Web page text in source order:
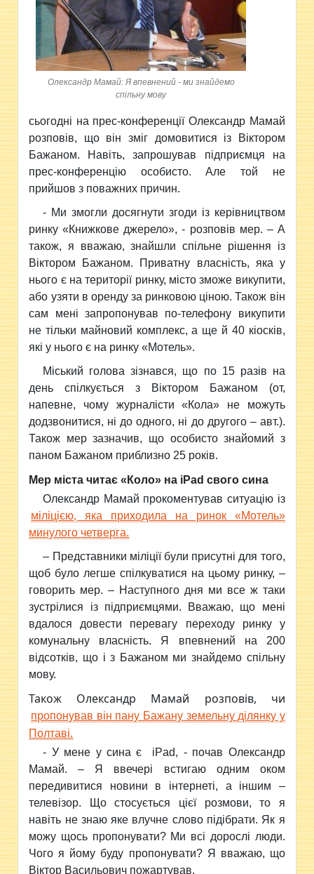
Олександр Мамай: Я впевнений - ми знайдемо
спільну мову
сьогодні на прес-конференції Олександр Мамай
розповів, що він зміг домовитися із Віктором
Бажаном. Навіть, запрошував підприємця на
прес-конференцію особисто. Але той не
прийшов з поважних причин.
- Ми змогли досягнути згоди із керівництвом
ринку «Книжкове джерело», - розповів мер. – А
також, я вважаю, знайшли спільне рішення із
Віктором Бажаном. Приватну власність, яка у
нього є на території ринку, місто зможе викупити,
або узяти в оренду за ринковою ціною. Також він
сам мені запропонував по-телефону викупити
не тільки майновий комплекс, а ще й 40 кіосків,
які у нього є на ринку «Мотель».
Міський голова зізнався, що по 15 разів на
день спілкується з Віктором Бажаном (от,
напевне, чому журналісти «Кола» не можуть
додзвонитися, ні до одного, ні до другого – авт.).
Також мер зазначив, що особисто знайомий з
паном Бажаном приблизно 25 років.
Мер міста читає «Коло» на iPad свого сина
Олександр Мамай прокоментував ситуацію із
міліцією, яка приходила на ринок «Мотель»
минулого четверга.
– Представники міліції були присутні для того,
щоб було легше спілкуватися на цьому ринку, –
говорить мер. – Наступного дня ми все ж таки
зустрілися із підприємцями. Вважаю, що мені
вдалося довести перевагу переходу ринку у
комунальну власність. Я впевнений на 200
відсотків, що і з Бажаном ми знайдемо спільну
мову.
Також Олександр Мамай розповів, чи
пропонував він пану Бажану земельну ділянку у
Полтаві.
- У мене у сина є iPad, - почав Олександр
Мамай. – Я ввечері встигаю одним оком
передивитися новини в інтернеті, а іншим –
телевізор. Що стосується цієї розмови, то я
навіть не знаю яке влучне слово підібрати. Як я
можу щось пропонувати? Ми всі дорослі люди.
Чого я йому буду пропонувати? Я вважаю, що
Віктор Васильович пожартував.